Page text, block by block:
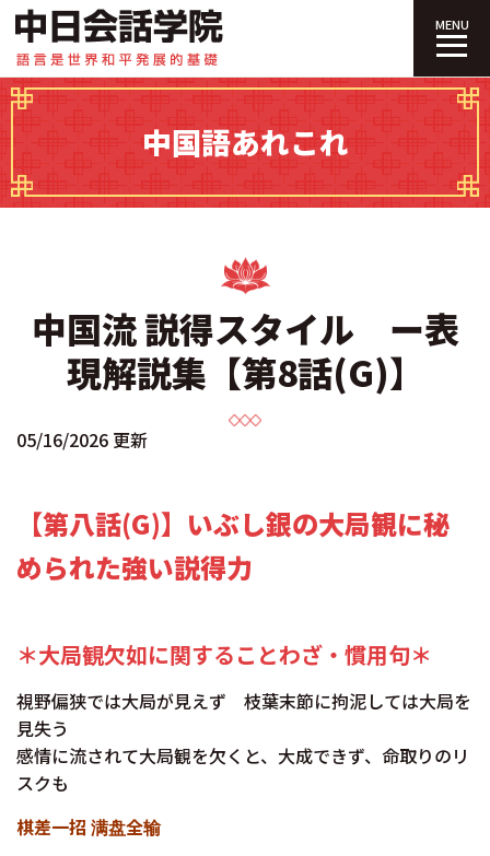
中日会話学院
MENU
中国語あれこれ
中国流 説得スタイル ー表
現解説集【第8話(G)】
05/16/2026 更新
【第八話(G)】いぶし銀の大局観に秘
められた強い説得力
＊大局観欠如に関することわざ・慣用句＊
視野偏狭では大局が見えず 枝葉末節に拘泥しては大局を
見失う
感情に流されて大局観を欠くと、大成できず、命取りのリ
スクも
棋差一招 满盘全输